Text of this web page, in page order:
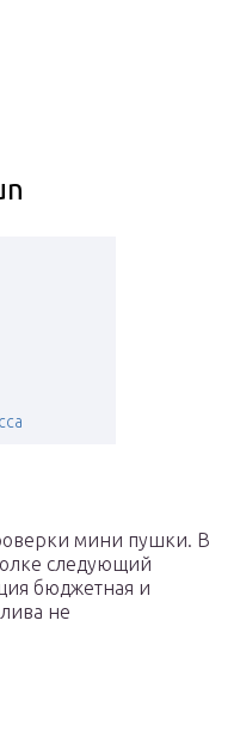
мини пушки. В
следующий
бюджетная и
не